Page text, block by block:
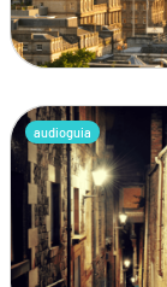
audioguia